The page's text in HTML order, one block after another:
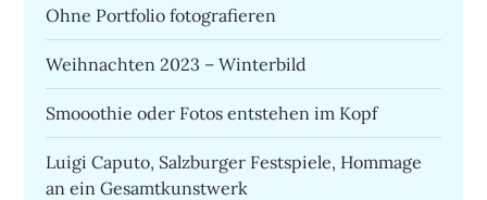
Ohne Portfolio fotografieren
Weihnachten 2023 – Winterbild
Smooothie oder Fotos entstehen im Kopf
Luigi Caputo, Salzburger Festspiele, Hommage
an ein Gesamtkunstwerk